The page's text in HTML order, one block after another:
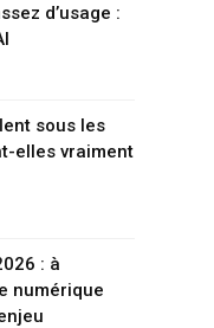
d’usage :
sous les
elles vraiment
: à
numérique